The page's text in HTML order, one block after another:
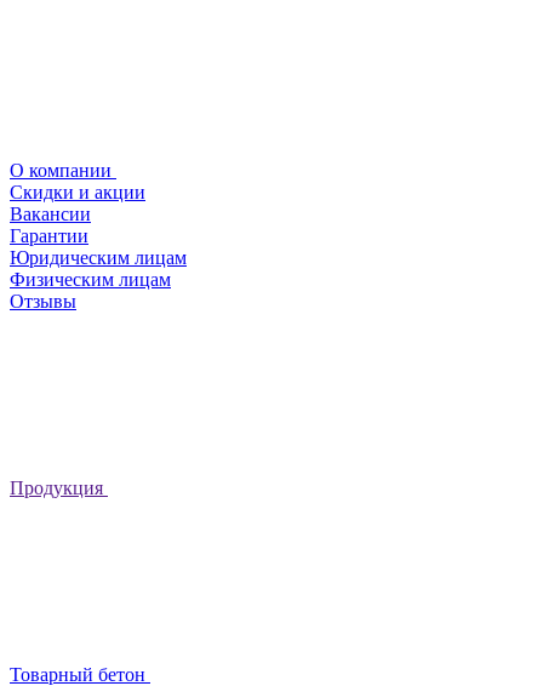
О компании
Скидки и акции
Вакансии
Гарантии
Юридическим лицам
Физическим лицам
Отзывы
Продукция
Товарный бетон